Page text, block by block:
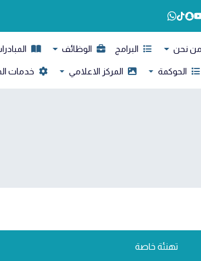
من نحن البرامج الوظائف
الحوكمة المركز الاعلامي خدمات
تهنئة خاصة